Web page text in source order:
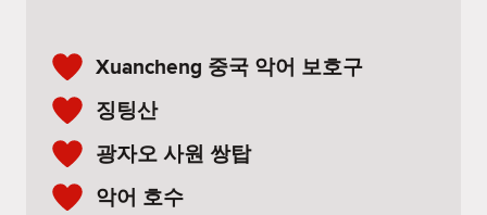
Xuancheng 중국 악어 보호구
징팅산
광자오 사원 쌍탑
악어 호수